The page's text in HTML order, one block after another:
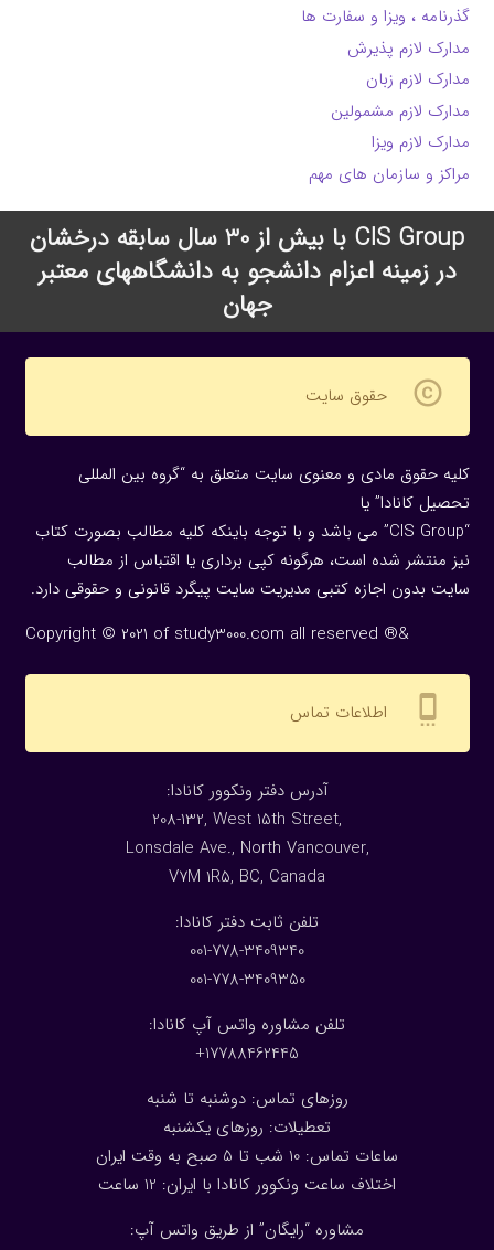
گذرنامه ، ویزا و سفارت ها
مدارک لازم پذیرش
مدارک لازم زبان
مدارک لازم مشمولین
مدارک لازم ویزا
مراکز و سازمان های مهم
CIS Group با بیش از 30 سال سابقه درخشان
در زمینه اعزام دانشجو به دانشگاههای معتبر
جهان
copyright حقوق سایت
کلیه حقوق مادی و معنوی سایت متعلق به “گروه بین المللی
تحصیل کانادا” یا
“CIS Group” می باشد و با توجه باینکه کلیه مطالب بصورت کتاب
نیز منتشر شده است، هرگونه كپی برداری یا اقتباس از مطالب
سایت بدون اجازه كتبی مدیریت سایت پیگرد قانونی و حقوقی دارد.
Copyright © 2021 of study3000.com all reserved ®&
settings_cell اطلاعات تماس
:آدرس دفتر ونکوور کانادا
208-132, West 15th Street,
Lonsdale Ave., North Vancouver,
V7M 1R5, BC, Canada
:تلفن ثابت دفتر کانادا
001-778-3409340
001-778-3409350
تلفن مشاوره واتس آپ کانادا:
17788462445+
روزهای تماس: دوشنبه تا شنبه
تعطیلات: روزهای یکشنبه
ساعات تماس: 10 شب تا 5 صبح به وقت ایران
اختلاف ساعت ونکوور کانادا با ایران: 1 2 ساعت
مشاوره “رایگان” از طریق واتس آپ: